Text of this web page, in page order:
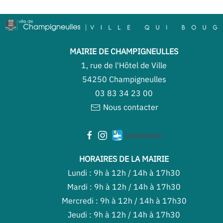
MAIRIE DE CHAMPIGNEULLES
1, rue de l'Hôtel de Ville
54250 Champigneulles
03 83 34 23 00
Nous contacter
HORAIRES DE LA MAIRIE
Lundi : 9h à 12h / 14h à 17h30
Mardi : 9h à 12h / 14h à 17h30
Mercredi : 9h à 12h / 14h à 17h30
Jeudi : 9h à 12h / 14h à 17h30